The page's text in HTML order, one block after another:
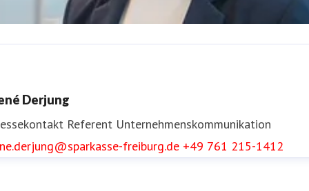
freiburg.de
Derjung
Referent Unternehmenskommunikation
freiburg.de +49 761 215-1412